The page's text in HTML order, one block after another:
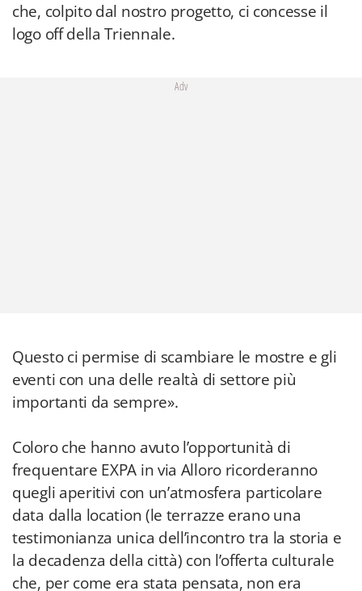
che, colpito dal nostro progetto, ci concesse il
logo off della Triennale.
Adv
Questo ci permise di scambiare le mostre e gli
eventi con una delle realtà di settore più
importanti da sempre».
Coloro che hanno avuto l’opportunità di
frequentare EXPA in via Alloro ricorderanno
quegli aperitivi con un’atmosfera particolare
data dalla location (le terrazze erano una
testimonianza unica dell’incontro tra la storia e
la decadenza della città) con l’offerta culturale
che, per come era stata pensata, non era